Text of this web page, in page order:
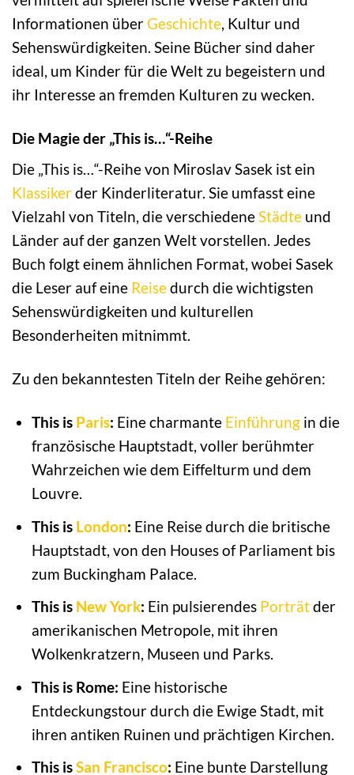
Informationen überGeschichte, Kultur und
Sehenswürdigkeiten. Seine Bücher sind daher
ideal, um Kinder für die Welt zu begeistern und
ihr Interesse an fremden Kulturen zu wecken.
Die Magie der „This is…“-Reihe
Die „This is…“-Reihe von Miroslav Sasek ist ein
Klassikerder Kinderliteratur. Sie umfasst eine
Vielzahl von Titeln, die verschiedeneStädte und
Länder auf der ganzen Welt vorstellen. Jedes
Buch folgt einem ähnlichen Format, wobei Sasek
die Leser auf eine Reisedurch die wichtigsten
Sehenswürdigkeiten und kulturellen
Besonderheiten mitnimmt.
Zu den bekanntesten Titeln der Reihe gehören:
This is Paris: Eine charmante Einführungin die
französische Hauptstadt, voller berühmter
Wahrzeichen wie dem Eiffelturm und dem
Louvre.
This is London: Eine Reise durch die britische
Hauptstadt, von den Houses of Parliament bis
zum Buckingham Palace.
This is New York: Ein pulsierendes Porträtder
amerikanischen Metropole, mit ihren
Wolkenkratzern, Museen und Parks.
This is Rome: Eine historische
Entdeckungstour durch die Ewige Stadt, mit
ihren antiken Ruinen und prächtigen Kirchen.
This isSan Francisco: Eine bunte Darstellung